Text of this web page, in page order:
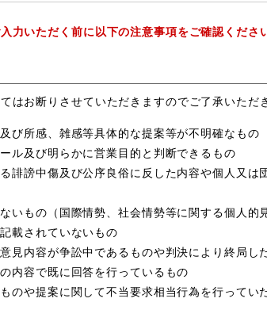
力いただく前に以下の注意事項をご確認くださ
はお断りさせていただきますのでご了承いただ
び所感、雑感等具体的な提案等が不明確なもの
ル及び明らかに営業目的と判断できるもの
誹謗中傷及び公序良俗に反した内容や個人又は
いもの（国際情勢、社会情勢等に関する個人的
載されていないもの
見内容が争訟中であるものや判決により終局し
内容で既に回答を行っているもの
のや提案に関して不当要求相当行為を行ってい